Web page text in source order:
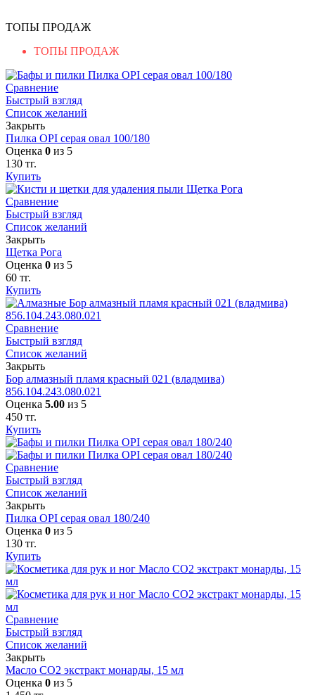
ТОПЫ ПРОДАЖ
ТОПЫ ПРОДАЖ
Сравнение
Быстрый взгляд
Список желаний
Закрыть
Пилка OPI серая овал 100/180
Оценка 0 из 5
130 тг.
Купить
Сравнение
Быстрый взгляд
Список желаний
Закрыть
Щетка Рога
Оценка 0 из 5
60 тг.
Купить
Сравнение
Быстрый взгляд
Список желаний
Закрыть
Бор алмазный пламя красный 021 (владмива)
856.104.243.080.021
Оценка 5.00 из 5
450 тг.
Купить
Сравнение
Быстрый взгляд
Список желаний
Закрыть
Пилка OPI серая овал 180/240
Оценка 0 из 5
130 тг.
Купить
Сравнение
Быстрый взгляд
Список желаний
Закрыть
Масло СО2 экстракт монарды, 15 мл
Оценка 0 из 5